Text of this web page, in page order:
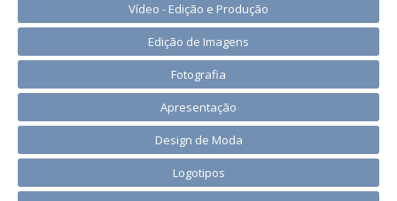
Vídeo - Edição e Produção
Edição de Imagens
Fotografia
Apresentação
Design de Moda
Logotipos